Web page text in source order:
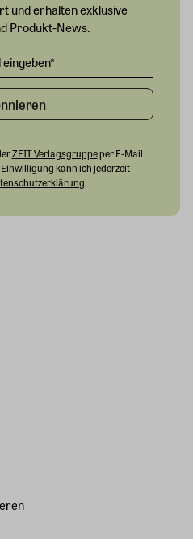
und erhalten exklusive
Produkt-News.
ZEIT Verlagsgruppeper E-Mail
kann ich jederzeit
.